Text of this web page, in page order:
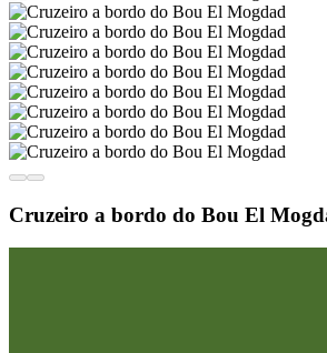
Cruzeiro a bordo do Bou El